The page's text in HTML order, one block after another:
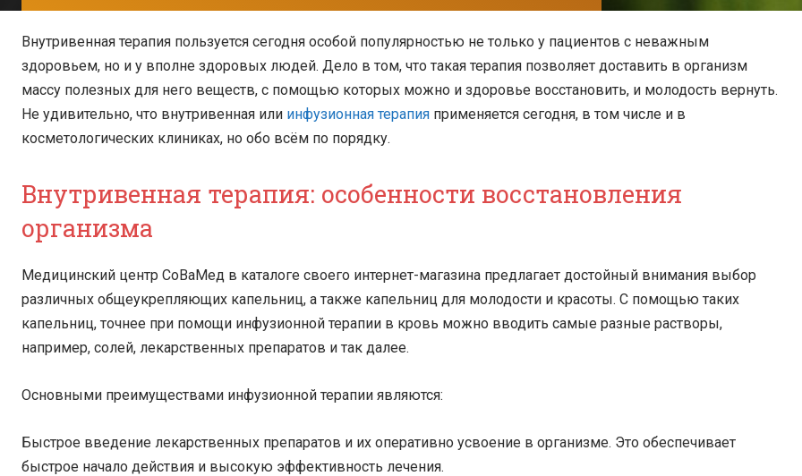
Внутривенная терапия пользуется сегодня особой популярностью не только у пациентов с неважным
здоровьем, но и у вполне здоровых людей. Дело в том, что такая терапия позволяет доставить в организм
массу полезных для него веществ, с помощью которых можно и здоровье восстановить, и молодость вернуть.
Не удивительно, что внутривенная или инфузионная терапия применяется сегодня, в том числе и в
косметологических клиниках, но обо всём по порядку.
Внутривенная терапия: особенности восстановления
организма
Медицинский центр СоВаМед в каталоге своего интернет-магазина предлагает достойный внимания выбор
различных общеукрепляющих капельниц, а также капельниц для молодости и красоты. С помощью таких
капельниц, точнее при помощи инфузионной терапии в кровь можно вводить самые разные растворы,
например, солей, лекарственных препаратов и так далее.
Основными преимуществами инфузионной терапии являются:
Быстрое введение лекарственных препаратов и их оперативно усвоение в организме. Это обеспечивает
быстрое начало действия и высокую эффективность лечения.